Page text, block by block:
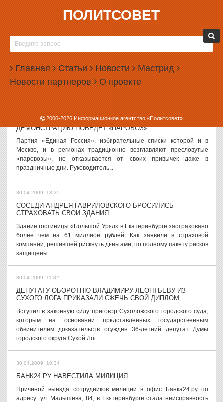
ПОЛИТСОВЕТ
Главная Статьи Новости Мастрид
Новости партнеров О проекте
2000-2026Информационное агентство «Политсовет»
30.04.2009, 15:28
СЛУХИ И ВЕРСИИ, 30 АПРЕЛЯ
Внутри МВД начнется сведение счетов Говорят, что начавшаяся в
МВД после трагических событий в Москве кампания по внутренней
проверке чистоты рядов может закончиться внутренними
разборками. По...
30.04.2009, 14:20
СВЕРДЛОВСКИХ ЕДИНОРОССОВ ДАЖЕ НА
ДЕМОНСТРАЦИЮ ПОВЕДЕТ «ПАРОВОЗ»
Партия «Единая Россия», избирательные списки которой и в
Москве, и в регионах традиционно возглавляют пресловутые
«паровозы», не отказывается от своих привычек даже в
праздничные дни. Руководитель...
30.04.2009, 13:35
СОСЕДИ АНДРЕЯ ГАВРИЛОВСКОГО БРОСИЛИСЬ
СТРАХОВАТЬ СВОИ ЗДАНИЯ
Здание гостиницы «Большой Урал» в Екатеринбурге застраховано
более чем на 61 миллион рублей. Как заявили в страховой
компании, решившей рискнуть деньгами, по полному пакету рисков
защищены...
30.04.2009, 11:32
ДЕПУТАТУ-ОБОРОТНЮ ВЛАДИМИРУ ЛЕОНТЬЕВУ ИЗ
СУХОГО ЛОГА ПРИКАЗАЛИ СЖЕЧЬ СВОЙ ДИПЛОМ
Вступил в законную силу приговор Сухоложского городского суда,
которым на основании представленных государственным
обвинителем доказательств осужден 36-летний депутат Думы
городского округа Сухой Лог...
30.04.2009, 10:34
БАНК24.РУ НАВЕСТИЛА МИЛИЦИЯ
Причиной выезда сотрудников милиции в офис Банка24.ру по
адресу: ул. Малышева, 84, в Екатеринбурге стала неисправность